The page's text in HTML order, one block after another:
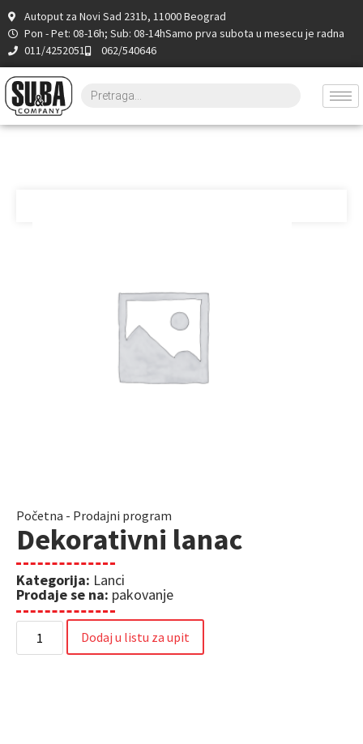
Autoput za Novi Sad 231b, 11000 Beograd
Pon - Pet: 08-16h; Sub: 08-14hSamo prva subota u mesecu je radna
011/4252051
062/540646
Početna - Prodajni program
Dekorativni lanac
Kategorija: Lanci
Prodaje se na: pakovanje
Dodaj u listu za upit